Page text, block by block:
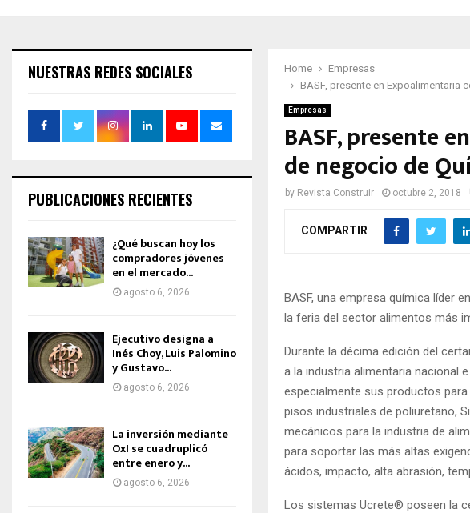
Home
Empresas
BASF, presente en Expoalimentaria
Empresas
BASF, presente
de negocio de
by Revista Construir octubre 2, 2018
COMPARTIR
BASF, una empresa química líder
la feria del sector alimentos más
Durante la décima edición del
a la industria alimentaria nacional
especialmente sus productos
pisos industriales de poliuretano,
mecánicos para la industria de
para soportar las más altas
ácidos, impacto, alta abrasión,
Los sistemas Ucrete® poseen la
NUESTRAS REDES SOCIALES
PUBLICACIONES RECIENTES
¿Qué buscan hoy los
compradores jóvenes
en el mercado...
agosto 6, 2026
Ejecutivo designa a
Inés Choy, Luis Palomino
y Gustavo...
agosto 6, 2026
La inversión mediante
OxI se cuadruplicó
entre enero y...
agosto 6, 2026